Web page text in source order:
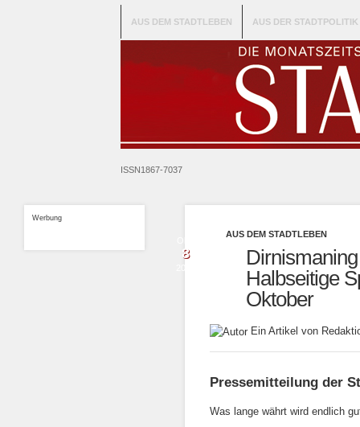
ISSN1867-7037
AUS DEM STADTLEBEN AUS DER STADTPOLITIK
8
AUS DEM STADTLEBEN
Halbseitige
Oktober
Ein Artikel von
Pressemitteilung der
Was lange währt wird endlich
Werbung